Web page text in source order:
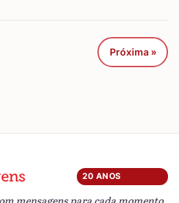
Próxima »
20 ANOS